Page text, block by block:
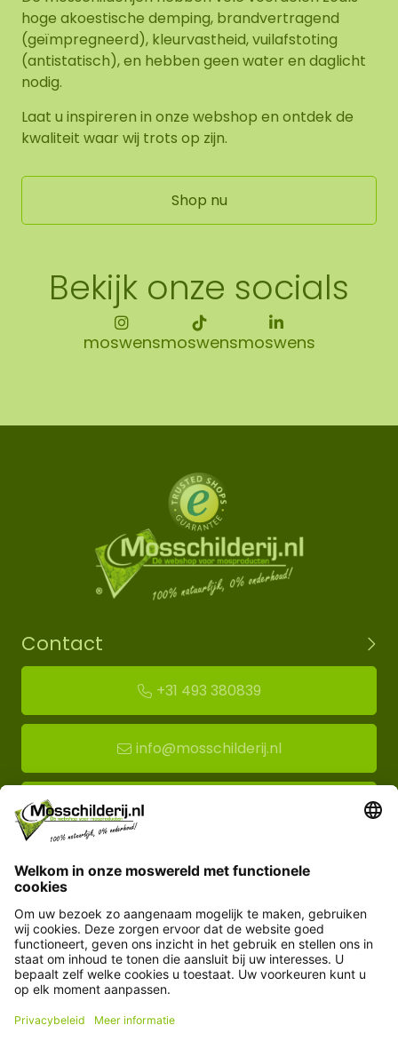
hoge akoestische demping, brandvertragend
(geïmpregneerd), kleurvastheid, vuilafstoting
(antistatisch), en hebben geen water en daglicht
nodig.
Laat u inspireren in onze webshop en ontdek de
kwaliteit waar wij trots op zijn.
Shop nu
Bekijk onze socials
moswensmoswensmoswens
Contact
+31 493 380839
info@mosschilderij.nl
Route naar mos-showroom
Florapark 14
Klantenservice
Informatie